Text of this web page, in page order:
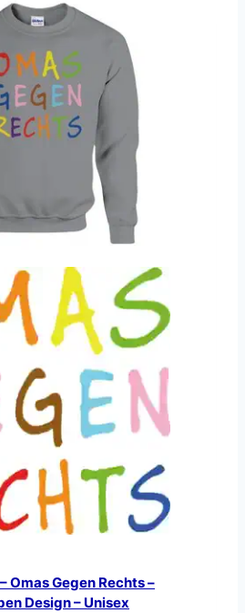
Omas Gegen Rechts –
Design – Unisex